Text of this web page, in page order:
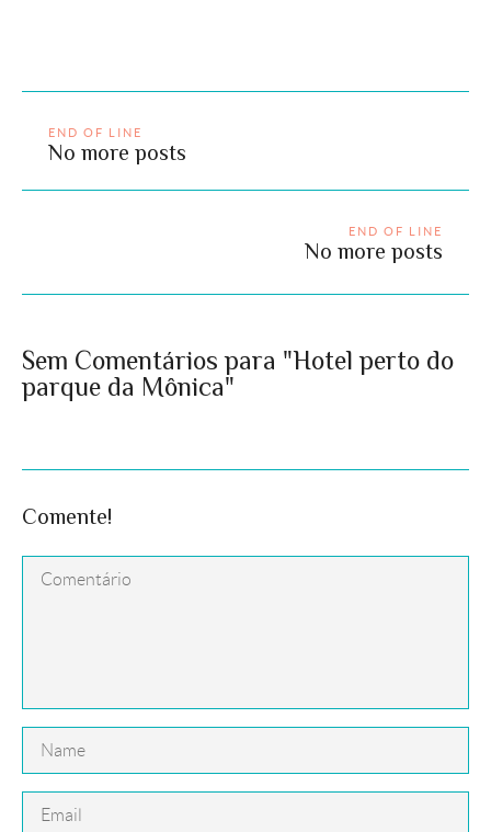
END OF LINE
No more posts
END OF LINE
No more posts
Sem Comentários para "Hotel perto do
parque da Mônica"
Comente!